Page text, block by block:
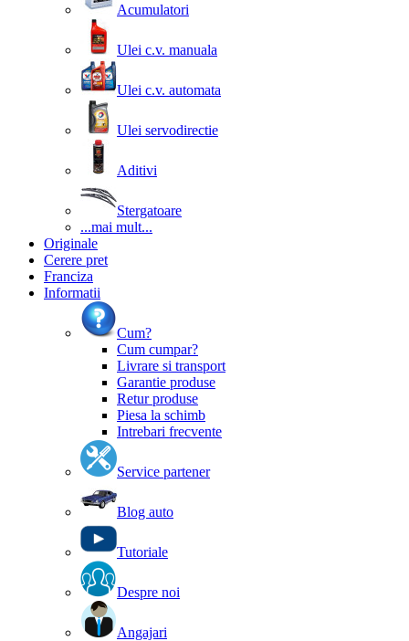
Acumulatori
Ulei c.v. manuala
Ulei c.v. automata
Ulei servodirectie
Aditivi
Stergatoare
...mai mult...
Originale
Cerere pret
Franciza
Informatii
Cum?
Cum cumpar?
Livrare si transport
Garantie produse
Retur produse
Piesa la schimb
Intrebari frecvente
Service partener
Blog auto
Tutoriale
Despre noi
Angajari